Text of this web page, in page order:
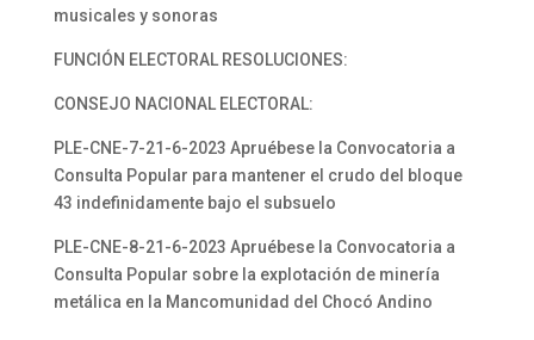
musicales y sonoras
FUNCIÓN ELECTORAL RESOLUCIONES:
CONSEJO NACIONAL ELECTORAL:
PLE-CNE-7-21-6-2023 Apruébese la Convocatoria a
Consulta Popular para mantener el crudo del bloque
43 indefinidamente bajo el subsuelo
PLE-CNE-8-21-6-2023 Apruébese la Convocatoria a
Consulta Popular sobre la explotación de minería
metálica en la Mancomunidad del Chocó Andino